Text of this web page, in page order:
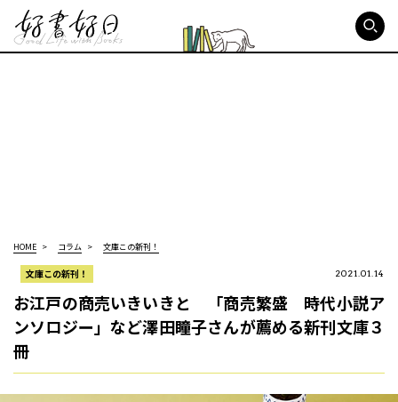
HOME コラム 文庫この新刊！
文庫この新刊！ 2021.01.14
お江戸の商売いきいきと 「商売繁盛 時代小説ア
ンソロジー」など澤田瞳子さんが薦める新刊文庫３
冊